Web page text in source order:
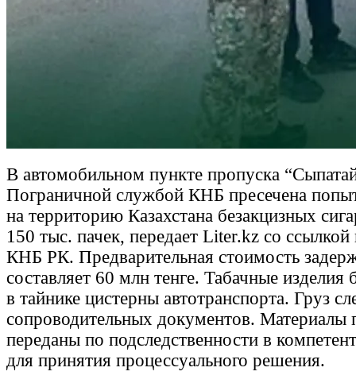
В автомобильном пункте пропуска
Пограничной службой КНБ пресечена
на территорию Казахстана безакцизных
150 тыс. пачек, передает Liter.kz со
КНБ РК. Предварительная стоимость
составляет 60 млн тенге. Табачные изделия
в тайнике цистерны автотранспорта. Груз
сопроводительных документов. Материалы
переданы по подследственности в
для принятия процессуального решения.